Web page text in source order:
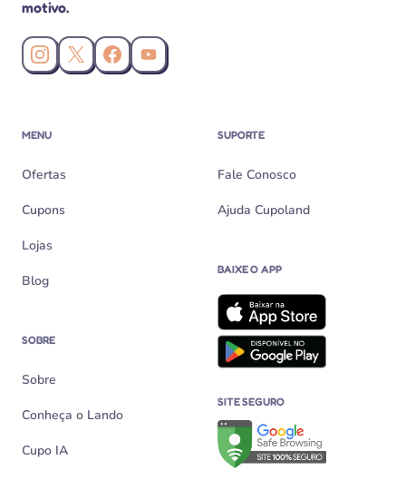
motivo.
Instagram da Cupoland
X (Twitter) da Cupoland
Facebook da Cupoland
Canal da Cupoland no YouTube
MENU
Ofertas
Cupons
Lojas
Blog
SOBRE
Sobre
Conheça o Lando
Cupo IA
SUPORTE
Fale Conosco
Ajuda Cupoland
BAIXE O APP
SITE SEGURO
Verificação de site seguro